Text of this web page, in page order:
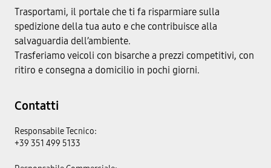
Trasportami, il portale che ti fa risparmiare sulla
spedizione della tua auto e che contribuisce alla
salvaguardia dell’ambiente.
Trasferiamo veicoli con bisarche a prezzi competitivi, con
ritiro e consegna a domicilio in pochi giorni.
Contatti
Responsabile Tecnico:
+39 351 499 5133